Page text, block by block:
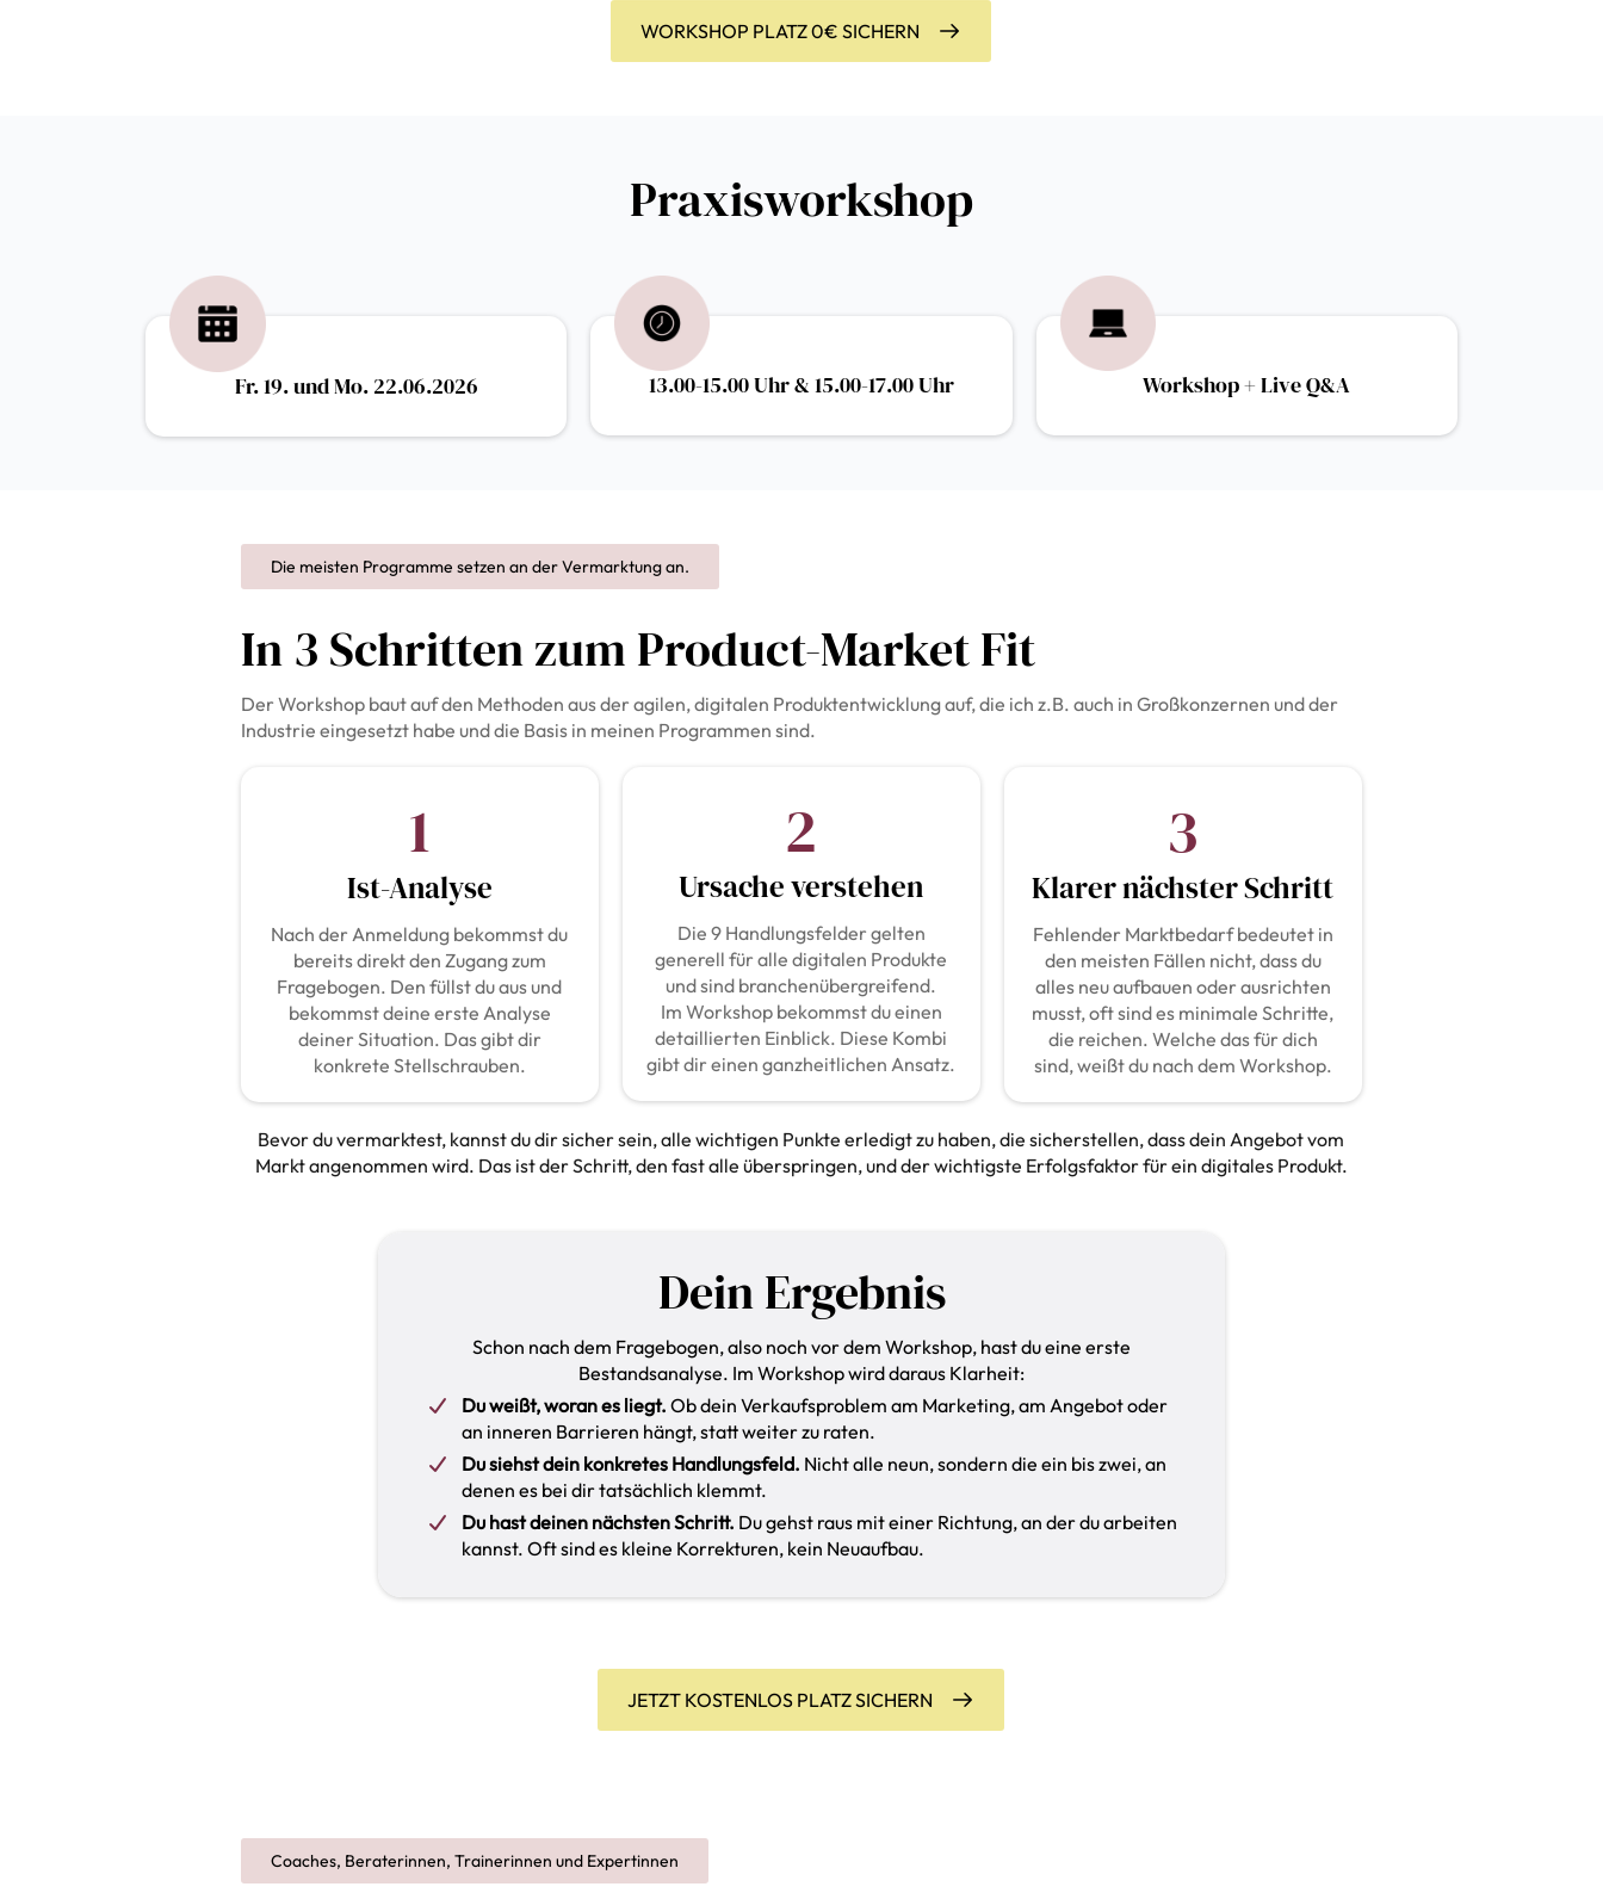
WORKSHOP PLATZ 0€ SICHERN
Praxisworkshop
Fr. 19. und Mo. 22.06.2026 13.00-15.00 Uhr & 15.00-17.00 Uhr Workshop + Live Q&A
Die meisten Programme setzen an der Vermarktung an.
In 3 Schritten zum Product-Market Fit
Der Workshop baut auf den Methoden aus der agilen, digitalen Produktentwicklung auf, die ich z.B. auch in Großkonzernen und der
Industrie eingesetzt habe und die Basis in meinen Programmen sind.
1
Ist-Analyse
Nach der Anmeldung bekommst du
bereits direkt den Zugang zum
Fragebogen. Den füllst du aus und
bekommst deine erste Analyse
deiner Situation. Das gibt dir
konkrete Stellschrauben.
2
Ursache verstehen
Die 9 Handlungsfelder gelten
generell für alle digitalen Produkte
und sind branchenübergreifend.
Im Workshop bekommst du einen
detaillierten Einblick. Diese Kombi
gibt dir einen ganzheitlichen Ansatz.
3
Klarer nächster Schritt
Fehlender Marktbedarf bedeutet in
den meisten Fällen nicht, dass du
alles neu aufbauen oder ausrichten
musst, oft sind es minimale Schritte,
die reichen. Welche das für dich
sind, weißt du nach dem Workshop.
Bevor du vermarktest, kannst du dir sicher sein, alle wichtigen Punkte erledigt zu haben, die sicherstellen, dass dein Angebot vom
Markt angenommen wird. Das ist der Schritt, den fast alle überspringen, und der wichtigste Erfolgsfaktor für ein digitales Produkt.
Dein Ergebnis
Schon nach dem Fragebogen, also noch vor dem Workshop, hast du eine erste
Bestandsanalyse. Im Workshop wird daraus Klarheit:
Du weißt, woran es liegt. Ob dein Verkaufsproblem am Marketing, am Angebot oder
an inneren Barrieren hängt, statt weiter zu raten.
Du siehst dein konkretes Handlungsfeld. Nicht alle neun, sondern die ein bis zwei, an
denen es bei dir tatsächlich klemmt.
Du hast deinen nächsten Schritt. Du gehst raus mit einer Richtung, an der du arbeiten
kannst. Oft sind es kleine Korrekturen, kein Neuaufbau.
JETZT KOSTENLOS PLATZ SICHERN
Coaches, Beraterinnen, Trainerinnen und Expertinnen